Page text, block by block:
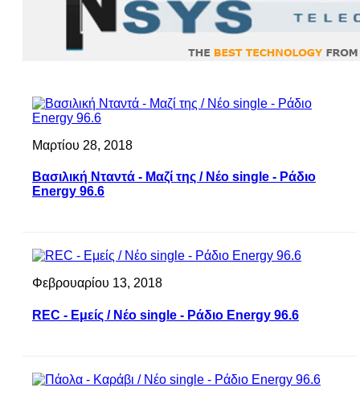
Μαρτίου 28, 2018
Βασιλική Νταντά - Μαζί της / Νέο single - Ράδιο
Energy 96.6
Φεβρουαρίου 13, 2018
REC - Εμείς / Νέο single - Ράδιο Energy 96.6